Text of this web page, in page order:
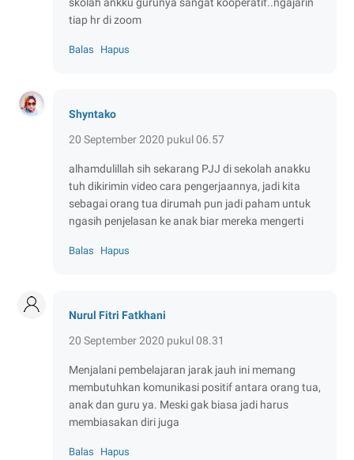
tiap hr di zoom
Balas Hapus
Shyntako
20 September 2020 pukul 06.57
alhamdulillah sih sekarang PJJ di sekolah anakku
tuh dikirimin video cara pengerjaannya, jadi kita
sebagai orang tua dirumah pun jadi paham untuk
ngasih penjelasan ke anak biar mereka mengerti
Balas Hapus
Nurul Fitri Fatkhani
20 September 2020 pukul 08.31
Menjalani pembelajaran jarak jauh ini memang
membutuhkan komunikasi positif antara orang tua,
anak dan guru ya. Meski gak biasa jadi harus
membiasakan diri juga
Balas Hapus